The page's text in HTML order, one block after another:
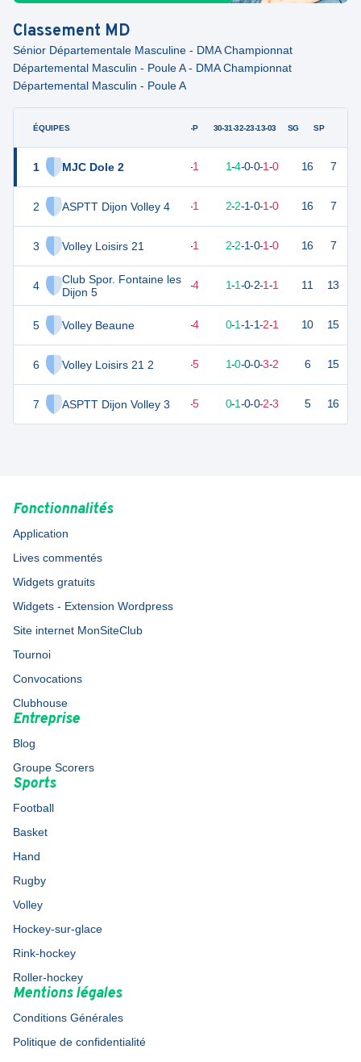
Classement MD
Sénior Départementale Masculine - DMA Championnat
Départemental Masculin - Poule A - DMA Championnat
Départemental Masculin - Poule A
ÉQUIPES
1 MJC Dole 2
2 ASPTT Dijon Volley 4
3 Volley Loisirs 21
4
Club Spor. Fontaine les
Dijon 5
5 Volley Beaune
6 Volley Loisirs 21 2
7 ASPTT Dijon Volley 3
G-P 30-31-32-23-13-03 SG SP
-1 1-4-0-0-1-0 16 7
14 6 -1 2-2-1-0-1-0 16 7
14 -1 2-2-1-0-1-0 16 7
8 6 -4 1-1-0-2-1-1 11 13
6 -4 0-1-1-1-2-1 10 15
3 -5 1-0-0-0-3-2 6 15
3 6 -5 0-1-0-0-2-3 5 16
Fonctionnalités
Application
Lives commentés
Widgets gratuits
Widgets - Extension Wordpress
Site internet MonSiteClub
Tournoi
Convocations
Clubhouse
Entreprise
Blog
Groupe Scorers
Sports
Football
Basket
Hand
Rugby
Volley
Hockey-sur-glace
Rink-hockey
Roller-hockey
Mentions légales
Conditions Générales
Politique de confidentialité